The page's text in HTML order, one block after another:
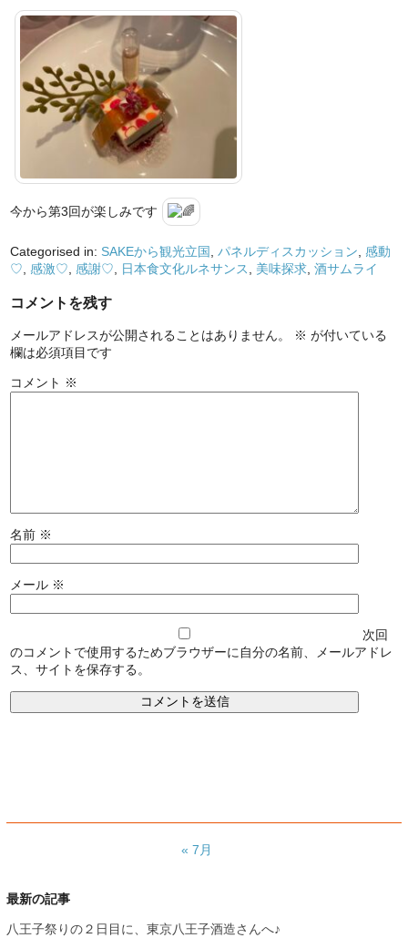
今から第3回が楽しみです
Categorised in: SAKEから観光立国 ,パネルディスカッション
感動
♡
感激♡ 感謝♡ 日本食文化ルネサンス 美味探求 ,酒サムライ
コメントを残す
メールアドレスが公開されることはありません。 ※ が付いている
欄は必須項目です
コメント ※
名前 ※
メール ※
次回
のコメントで使用するためブラウザーに自分の名前、メールアドレ
ス、サイトを保存する。
« 7月
最新の記事
八王子祭りの２日目に、東京八王子酒造さんへ♪